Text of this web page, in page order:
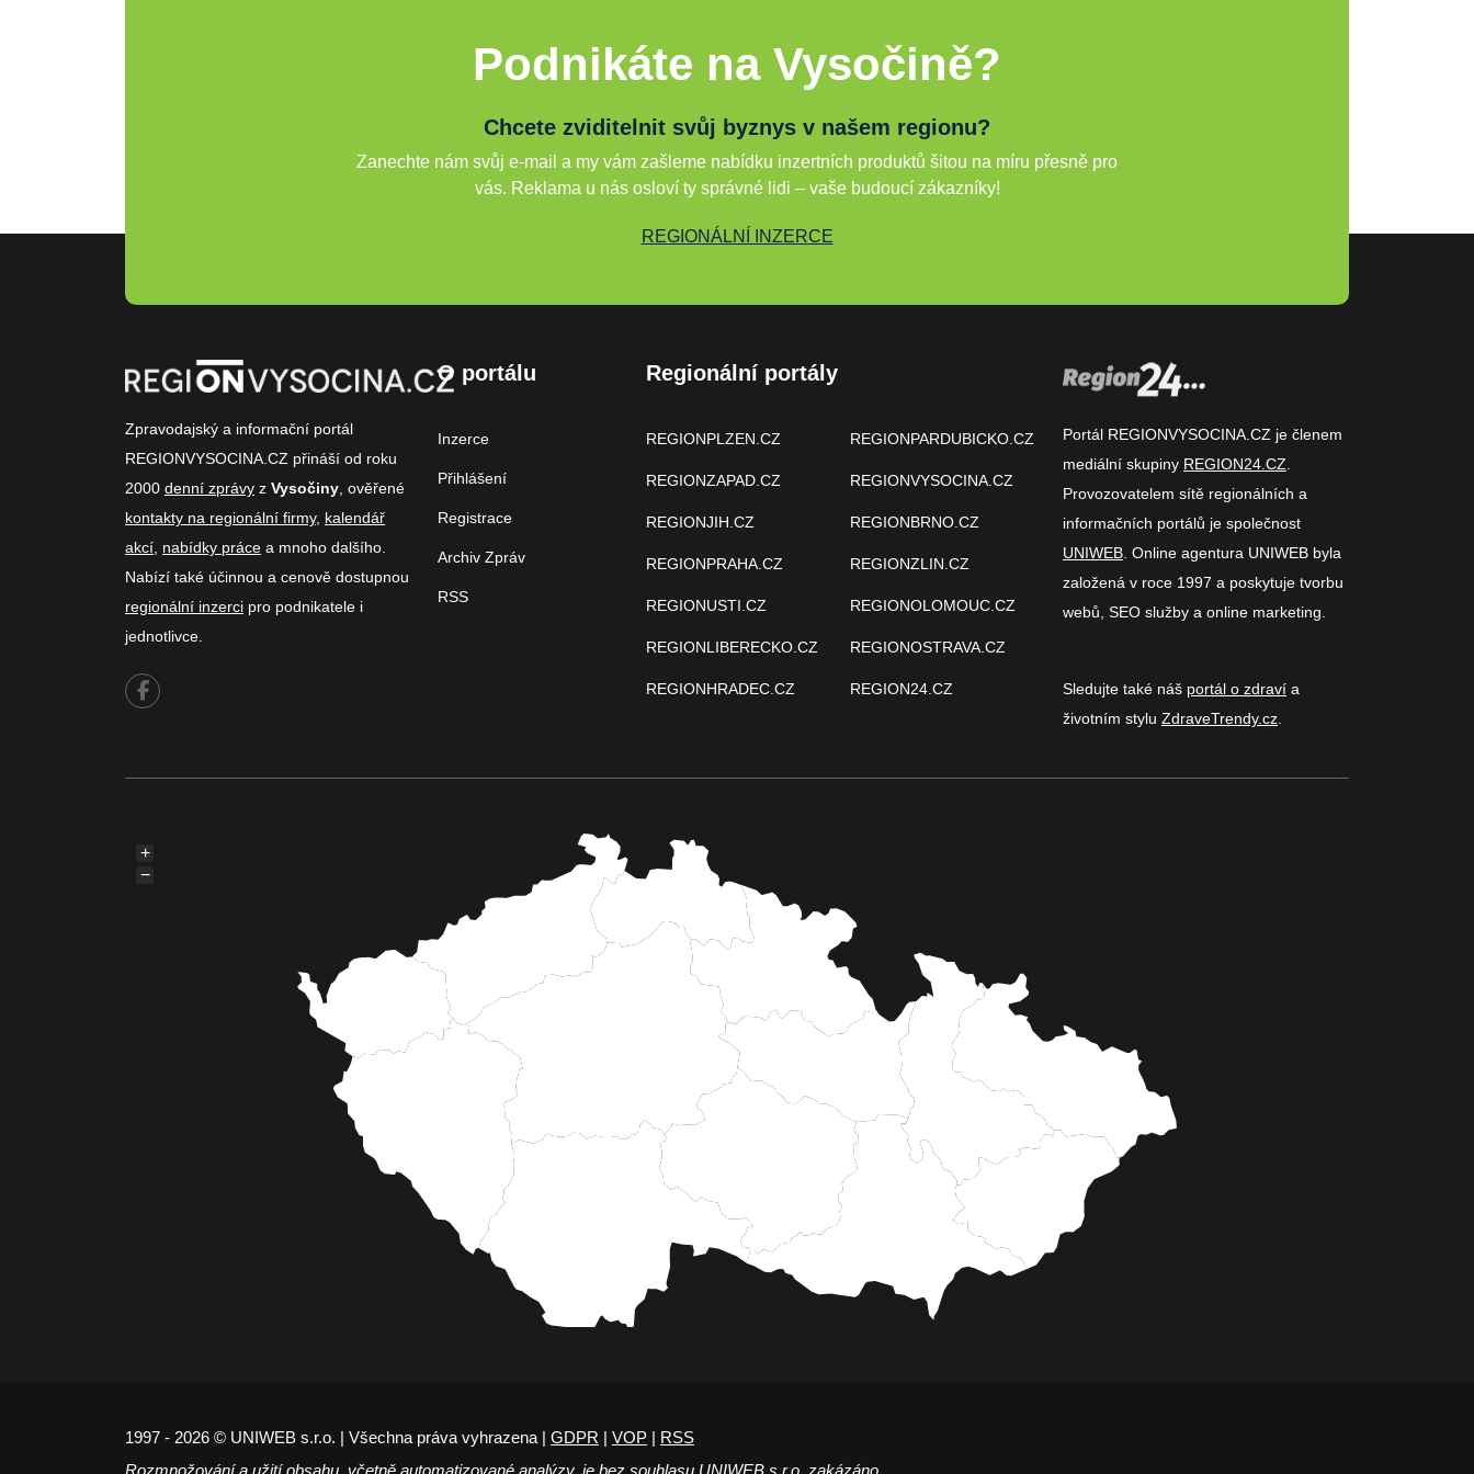
Podnikáte na Vysočině?
Chcete zviditelnit svůj byznys v našem regionu?
Zanechte nám svůj e-mail a my vám zašleme nabídku inzertních produktů šitou na míru přesně pro
vás. Reklama u nás osloví ty správné lidi – vaše budoucí zákazníky!
REGIONÁLNÍ INZERCE
Zpravodajský a informační portál
REGIONVYSOCINA.CZ přináší od roku
2000 denní zprávy z Vysočiny , ověřené
kontakty na regionální firmy, kalendář
akcí nabídky práce a mnoho dalšího.
Nabízí také účinnou a cenově dostupnou
regionální inzerci pro podnikatele i
jednotlivce.
O portálu
Inzerce
Přihlášení
Registrace
Archiv Zpráv
RSS
Regionální portály
REGIONPLZEN.CZ
REGIONZAPAD.CZ
REGIONJIH.CZ
REGIONPRAHA.CZ
REGIONUSTI.CZ
REGIONLIBERECKO.CZ
REGIONHRADEC.CZ
REGIONPARDUBICKO.CZ
REGIONVYSOCINA.CZ
REGIONBRNO.CZ
REGIONZLIN.CZ
REGIONOLOMOUC.CZ
REGIONOSTRAVA.CZ
REGION24.CZ
Portál REGIONVYSOCINA.CZ je členem
mediální skupiny REGION24.CZ
Provozovatelem sítě regionálních a
informačních portálů je společnost
UNIWEB . Online agentura UNIWEB byla
založená v roce 1997 a poskytuje tvorbu
webů, SEO služby a online marketing.
Sledujte také náš portál o zdraví a
životním stylu ZdraveTrendy.cz
+
−
1997 - 2026 © UNIWEB s.r.o. | Všechna práva vyhrazena | GDPR | VOP | RSS
Rozmnožování a užití obsahu, včetně automatizované analýzy, je bez souhlasu UNIWEB s.r.o. zakázáno.